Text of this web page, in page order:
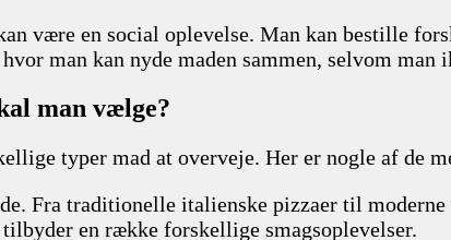
være en social oplevelse. Man kan bestille
man kan nyde maden sammen, selvom man
man vælge?
typer mad at overveje. Her er nogle af de
Fra traditionelle italienske pizzaer til
en række forskellige smagsoplevelser.